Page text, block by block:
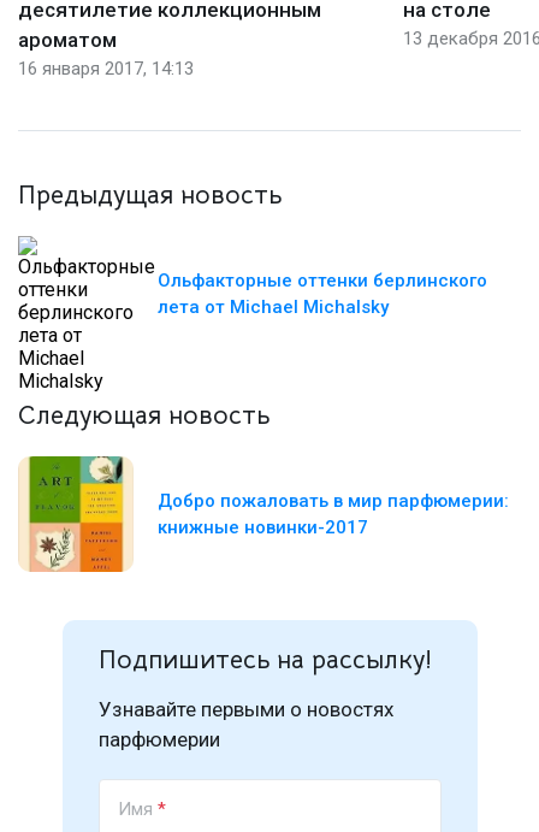
десятилетие коллекционным
ароматом
16 января 2017, 14:13
на столе
13 декабря
Предыдущая новость
Ольфакторные оттенки берлинского
лета от Michael Michalsky
Следующая новость
Добро пожаловать в мир парфюмерии:
книжные новинки-2017
Подпишитесь на рассылку!
Узнавайте первыми о новостях
парфюмерии
Имя *